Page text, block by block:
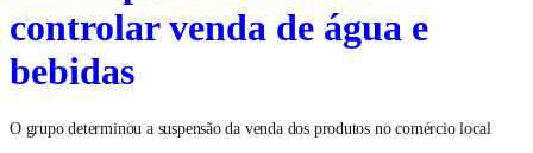
controlar venda de água e
bebidas
O grupo determinou a suspensão da venda dos produtos no comércio local